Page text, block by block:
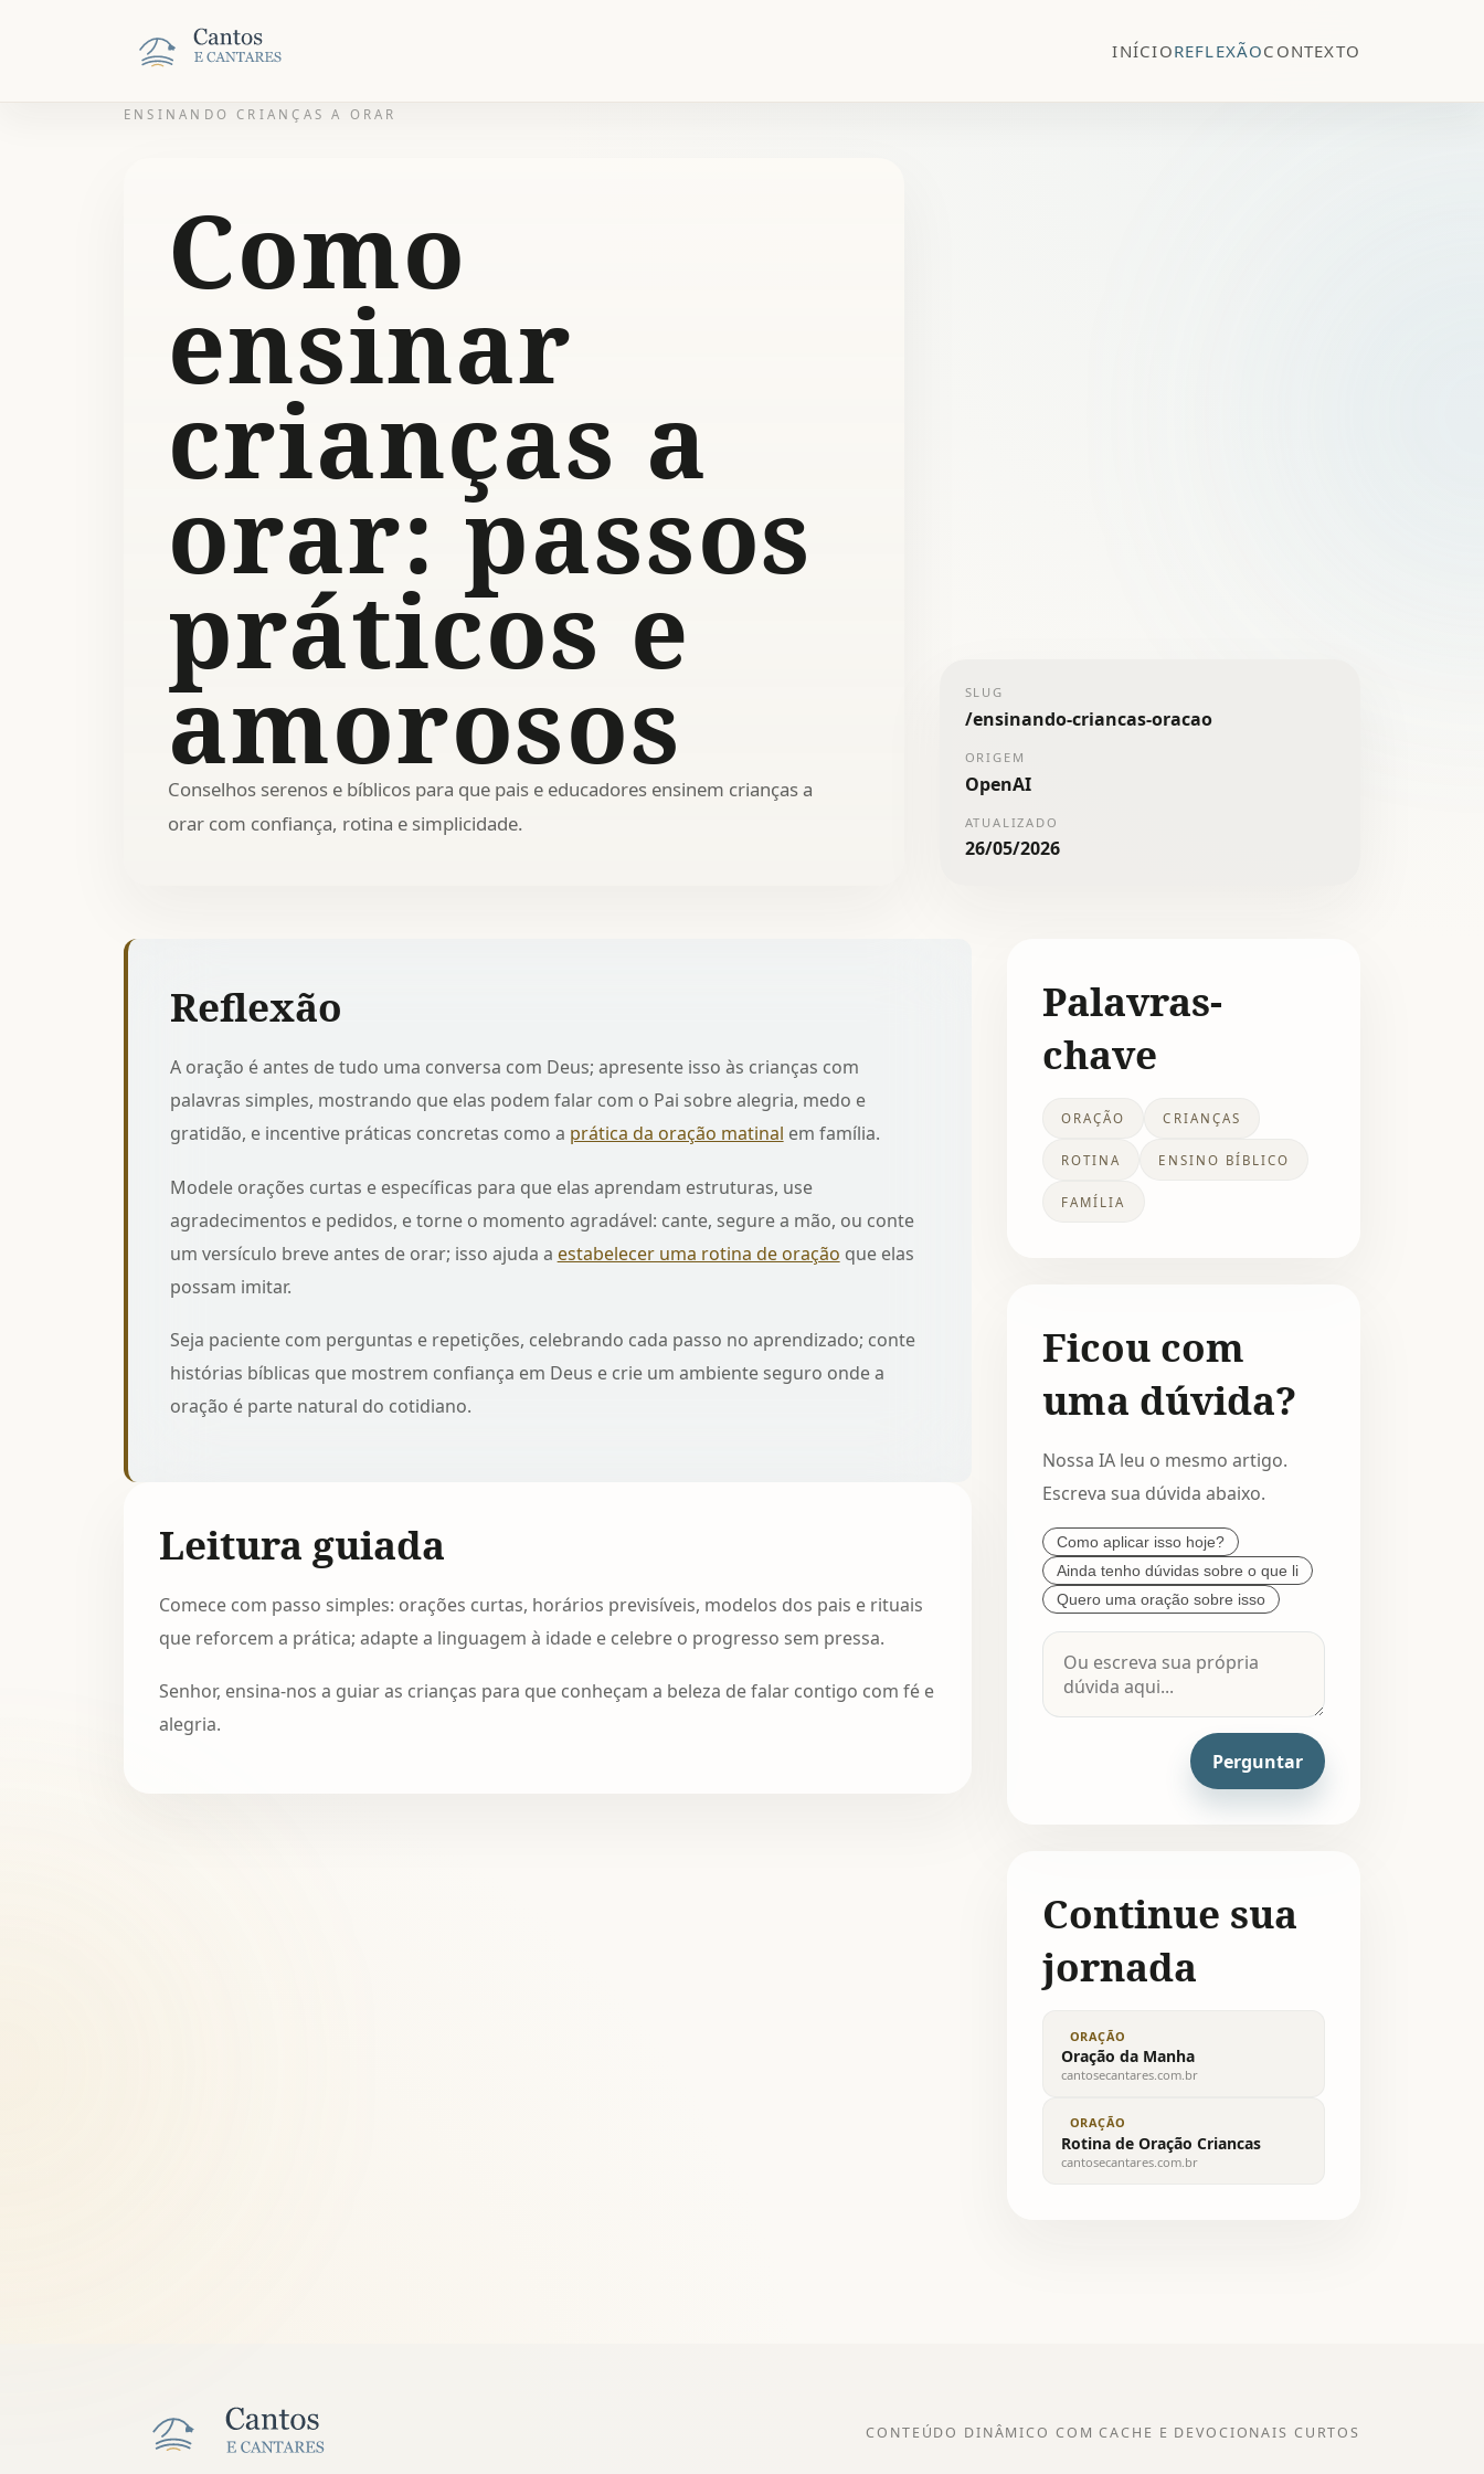
INÍCIOREFLEXÃOCONTEXTO
ENSINANDO CRIANÇAS A ORAR
Como
ensinar
crianças a
orar: passos
práticos e
amorosos
Conselhos serenos e bíblicos para que pais e educadores ensinem crianças a
orar com confiança, rotina e simplicidade.
SLUG
/ensinando-criancas-oracao
ORIGEM
OpenAI
ATUALIZADO
26/05/2026
Reflexão
A oração é antes de tudo uma conversa com Deus; apresente isso às crianças com
palavras simples, mostrando que elas podem falar com o Pai sobre alegria, medo e
gratidão, e incentive práticas concretas como a prática da oração matinal em família.
Modele orações curtas e específicas para que elas aprendam estruturas, use
agradecimentos e pedidos, e torne o momento agradável: cante, segure a mão, ou conte
um versículo breve antes de orar; isso ajuda a estabelecer uma rotina de oração que elas
possam imitar.
Seja paciente com perguntas e repetições, celebrando cada passo no aprendizado; conte
histórias bíblicas que mostrem confiança em Deus e crie um ambiente seguro onde a
oração é parte natural do cotidiano.
Leitura guiada
Comece com passo simples: orações curtas, horários previsíveis, modelos dos pais e rituais
que reforcem a prática; adapte a linguagem à idade e celebre o progresso sem pressa.
Senhor, ensina-nos a guiar as crianças para que conheçam a beleza de falar contigo com fé e
alegria.
Palavras-
chave
ORAÇÃO CRIANÇAS
ROTINA ENSINO BÍBLICO
FAMÍLIA
Ficou com
uma dúvida?
Nossa IA leu o mesmo artigo.
Escreva sua dúvida abaixo.
Como aplicar isso hoje?
Ainda tenho dúvidas sobre o que li
Quero uma oração sobre isso
Perguntar
Continue sua
jornada
ORAÇÃO
Oração da Manha
cantosecantares.com.br
ORAÇÃO
Rotina de Oração Criancas
cantosecantares.com.br
CONTEÚDO DINÂMICO COM CACHE E DEVOCIONAIS CURTOS